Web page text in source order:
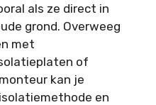
als ze direct in
grond. Overweeg
met
of
kan je
en